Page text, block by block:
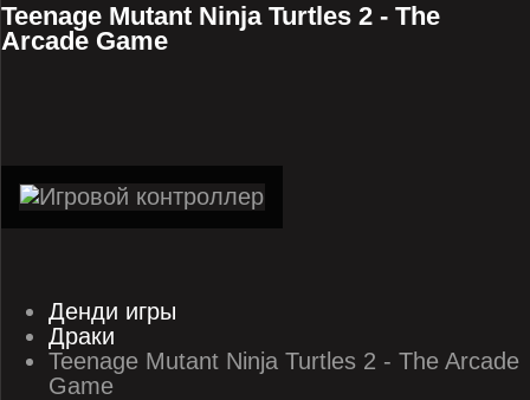
Teenage Mutant Ninja Turtles 2 - The
Arcade Game
Денди игры
Драки
Teenage Mutant Ninja Turtles 2 - The Arcade
Game